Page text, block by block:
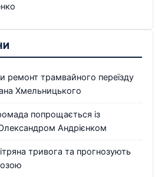
ремонт трамвайного переїзду
Хмельницького
попрощається із
Андрієнком
тривога та прогнозують